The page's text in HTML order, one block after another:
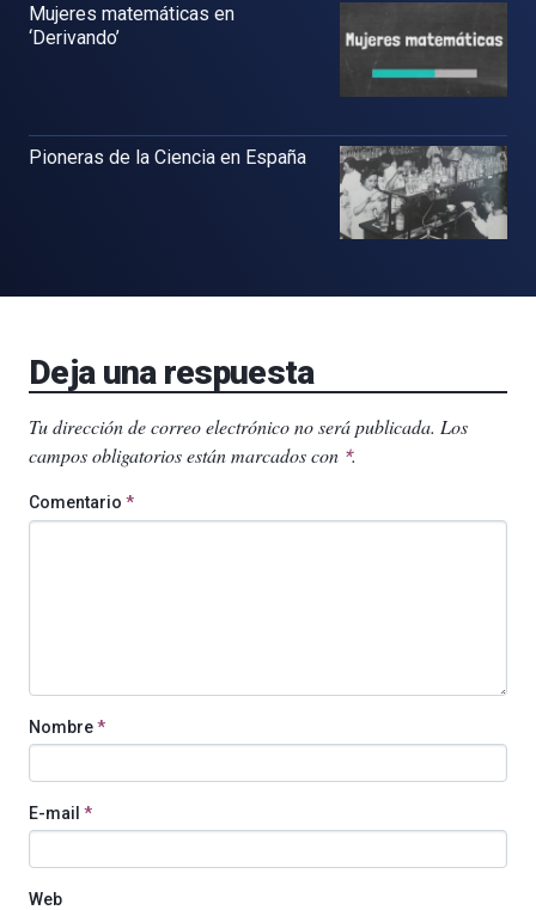
Mujeres matemáticas en
‘Derivando’
Pioneras de la Ciencia en España
Deja una respuesta
Tu dirección de correo electrónico no será publicada. Los
campos obligatorios están marcados con *.
Comentario *
Nombre*
E-mail *
Web